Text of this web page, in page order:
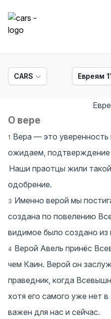
cars
CARS Евреям
О вере
1 Вера — это
ожидаем, подтверждение
Наши праотцы жили
одобрение.
3 Именно верой мы
создана по повелению
видимое было создано из
4 Верой Авель принёс
чем Каин. Верой он
праведник, когда
хотя его самого уже нет
важен для нас и сейчас.